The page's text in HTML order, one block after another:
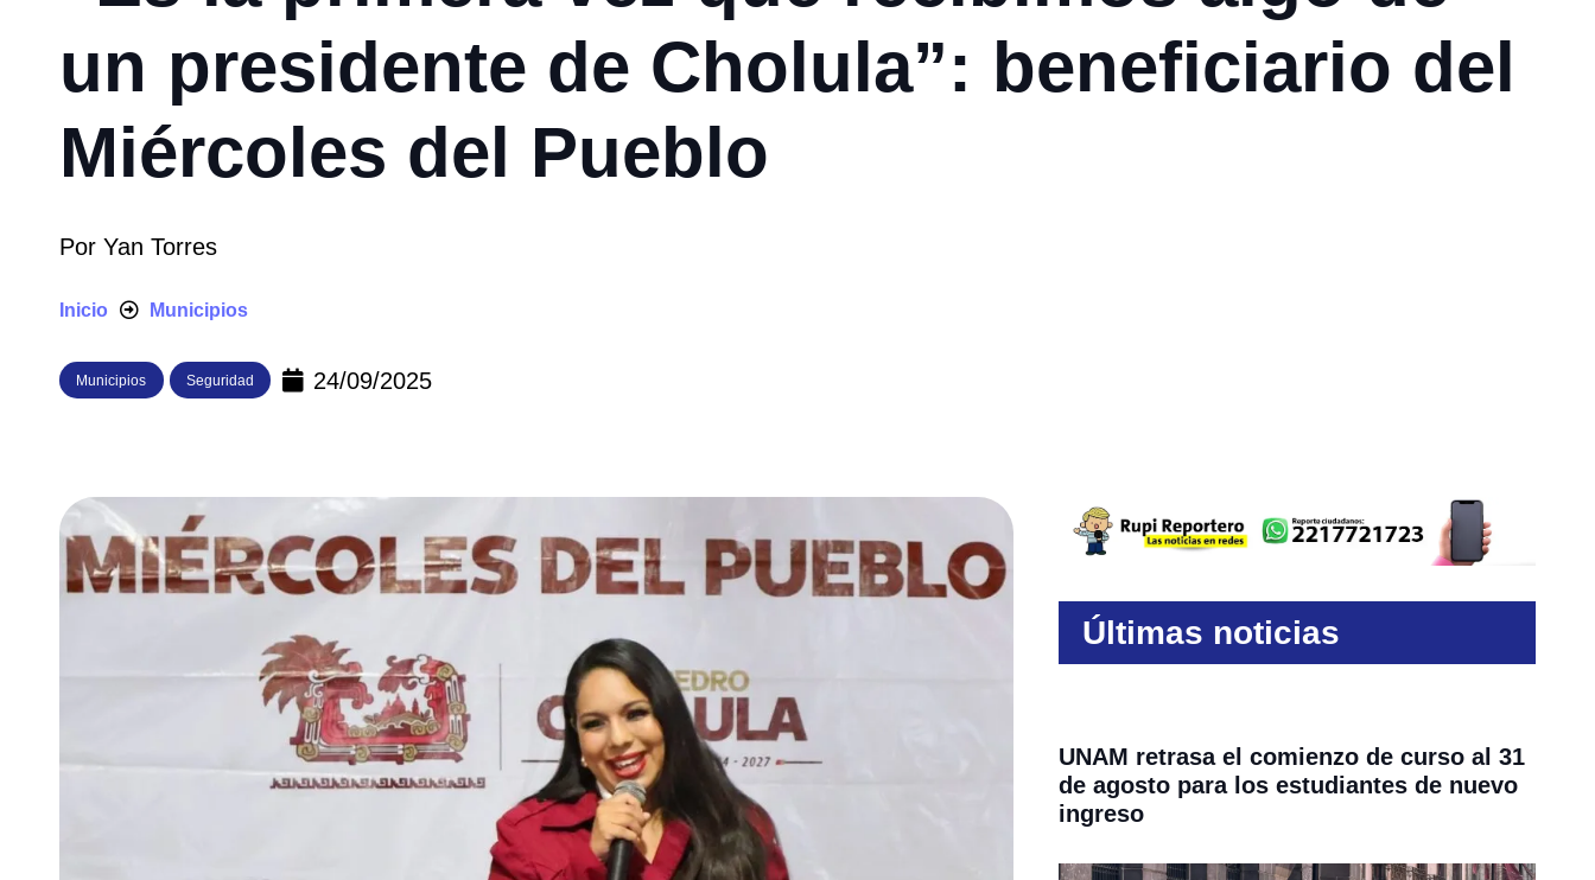
un presidente de Cholula”: beneficiario del
Miércoles del Pueblo
Por Yan Torres
Inicio Municipios
Municipios Seguridad 24/09/2025
Últimas noticias
UNAM retrasa el comienzo de curso al 31
de agosto para los estudiantes de nuevo
ingreso